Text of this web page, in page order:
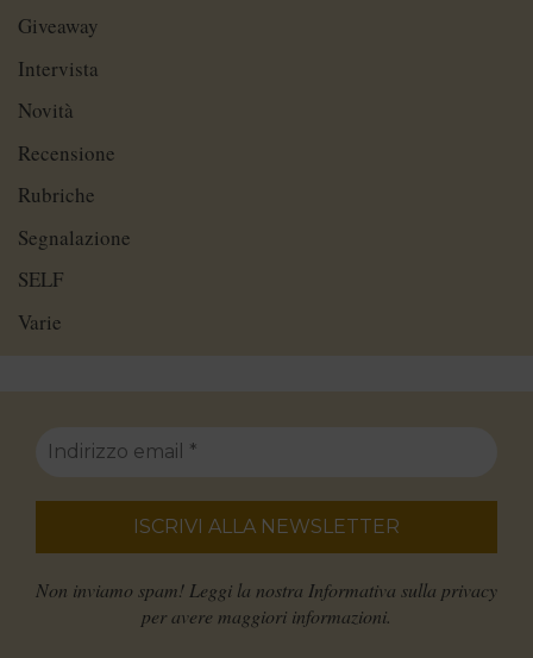
Giveaway
Intervista
Novità
Recensione
Rubriche
Segnalazione
SELF
Varie
Non inviamo spam! Leggi la nostra Informativa sulla privacy
per avere maggiori informazioni.